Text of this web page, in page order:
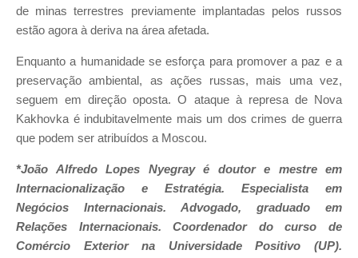
de minas terrestres previamente implantadas pelos russos
estão agora à deriva na área afetada.
Enquanto a humanidade se esforça para promover a paz e a
preservação ambiental, as ações russas, mais uma vez,
seguem em direção oposta. O ataque à represa de Nova
Kakhovka é indubitavelmente mais um dos crimes de guerra
que podem ser atribuídos a Moscou.
*João Alfredo Lopes Nyegray é doutor e mestre em
Internacionalização e Estratégia. Especialista em
Negócios Internacionais. Advogado, graduado em
Relações Internacionais. Coordenador do curso de
Comércio Exterior na Universidade Positivo (UP).